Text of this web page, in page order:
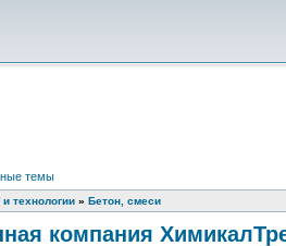
темы
технологии » Бетон, смеси
компания